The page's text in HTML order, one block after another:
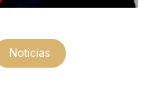
Noticias